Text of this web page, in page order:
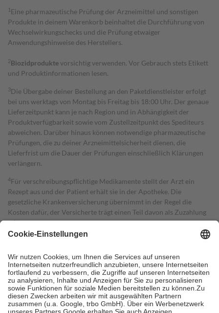
1 Eine pharmazeutische Prüfung der Arzneimittel und sonstigen
Produkte in deinem Warenkorb beinhaltet die Durchführung von
Wechselwirkungschecks und die Prüfung etwaiger
Anwendungshinweise des Herstellers.
2Biozidproduktevorsichtig verwenden. Vor Gebrauch stets Etikett
und Produktinformationen lesen.
3Die Übergabe deiner Bestellung an den Paketdienstleister erfolgt
bei uns werktags von Montag bis Freitag bis 18:00 Uhr. Der genaue
Lieferzeitpunkt kann je nach Region und in Abhängigkeit der
Produktverfügbarkeit sowie vom Zustellzeitpunkt des Spediteurs
abweichen. Darüber hinaus können notwendige pharmazeutische
Prüfungen, die zu deiner Arzneimittelsicherheit dienen, die
Lieferfrist um die Dauer der Prüfungen einschließlich Klärungen
verlängern.
4Für verschreibungspflichtige Medikamente stellt der Arzt ein
Rezept aus und der Patient erhält sie in der Apotheke. Die
gesetzliche Krankenversicherung übernimmt in der Regel die
Kosten dafür, der Versicherte trägt einen Teil davon als Zuzahlung
mit.
Grundsätzlich leisten Mitglieder Zuzahlungen in Höhe von zehn
höchstens zehn Euro.
Es sind jedoch nie mehr als die tatsächlichen
Kosten der Leistung zu entrichten.
Diese Regeln gelten grundsätzlich auch für Online-Apotheken.
Bei Heilmitteln und häuslicher Krankenpflege beträgt die
Zuzahlung zehn Prozent der Kosten sowie zehn Euro je
Verordnung.